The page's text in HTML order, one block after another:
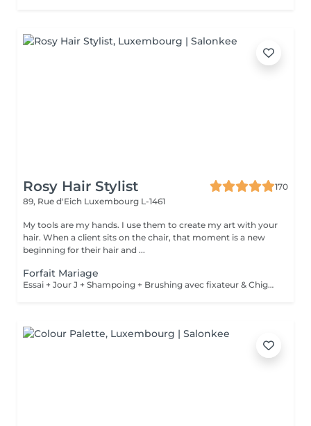
Rosy Hair Stylist
170
89, Rue d'Eich Luxembourg L-1461
My tools are my hands. I use them to create my art with your
hair. When a client sits on the chair, that moment is a new
beginning for their hair and ...
Forfait Mariage
Essai + Jour J + Shampoing + Brushing avec fixateur & Chignon